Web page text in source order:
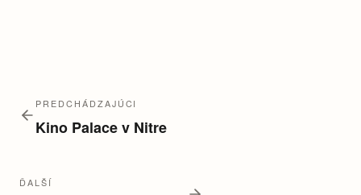
PREDCHÁDZAJÚCI
Kino Palace v Nitre
ĎALŠÍ